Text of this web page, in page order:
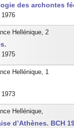
des archontes
1976
Hellénique, 2
1975
Hellénique, 1
1973
Hellénique,
d’Athènes. BCH